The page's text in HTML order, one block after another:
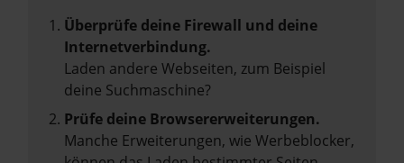
Überprüfe deine Firewall und deine
Internetverbindung.
Laden andere Webseiten, zum Beispiel
deine Suchmaschine?
Prüfe deine Browsererweiterungen.
Manche Erweiterungen, wie Werbeblocker,